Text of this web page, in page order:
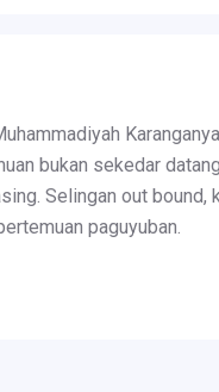
bukan sekedar
Selingan out
paguyuban.